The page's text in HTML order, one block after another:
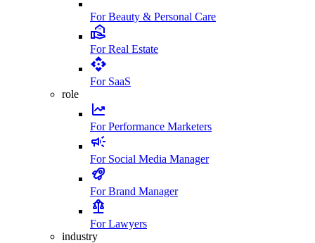
For Beauty & Personal Care
For Real Estate
For SaaS
role
For Performance Marketers
For Social Media Manager
For Brand Manager
For Lawyers
industry